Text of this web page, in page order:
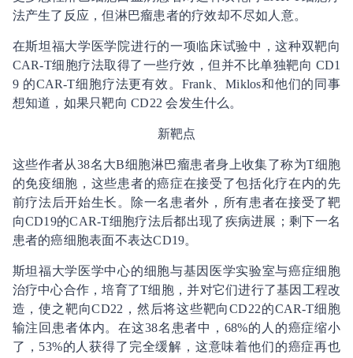
法产生了反应，但淋巴瘤患者的疗效却不尽如人意。
在斯坦福大学医学院进行的一项临床试验中，这种双靶向
CAR-T细胞疗法取得了一些疗效，但并不比单独靶向 CD1
9 的CAR-T细胞疗法更有效。Frank、Miklos和他们的同事
想知道，如果只靶向 CD22 会发生什么。
新靶点
这些作者从38名大B细胞淋巴瘤患者身上收集了称为T细胞
的免疫细胞，这些患者的癌症在接受了包括化疗在内的先
前疗法后开始生长。除一名患者外，所有患者在接受了靶
向CD19的CAR-T细胞疗法后都出现了疾病进展；剩下一名
患者的癌细胞表面不表达CD19。
斯坦福大学医学中心的细胞与基因医学实验室与癌症细胞
治疗中心合作，培育了T细胞，并对它们进行了基因工程改
造，使之靶向CD22，然后将这些靶向CD22的CAR-T细胞
输注回患者体内。在这38名患者中，68%的人的癌症缩小
了，53%的人获得了完全缓解，这意味着他们的癌症再也